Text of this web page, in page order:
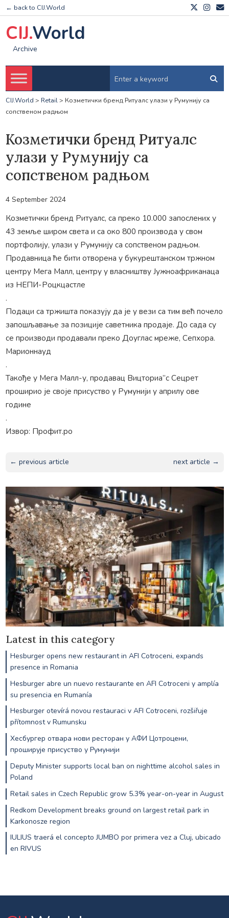
← back to CIJ.World
CIJ.World
Archive
CIJ.World > Retail> Козметички бренд Ритуалс улази у Румунију са
сопственом радњом
Козметички бренд Ритуалс
улази у Румунију са
сопственом радњом
4 September 2024
Козметички бренд Ритуалс, са преко 10.000 запослених у
43 земље широм света и са око 800 производа у свом
портфолију, улази у Румунију са сопственом радњом.
Продавница ће бити отворена у букурештанском тржном
центру Мега Малл, центру у власништву Јужноафриканаца
из НЕПИ-Роцкцастле
.
Подаци са тржишта показују да је у вези са тим већ почело
запошљавање за позиције саветника продаје. До сада су
се производи продавали преко Доуглас мреже, Сепхора.
Марионнауд
.
Такође у Мега Малл-у, продавац Вицториа”с Сецрет
проширио је своје присуство у Румунији у априлу ове
године
.
Извор: Профит.ро
← previous article next article →
Latest in this category
Hesburger opens new restaurant in AFI Cotroceni, expands
presence in Romania
Hesburger abre un nuevo restaurante en AFI Cotroceni y amplía
su presencia en Rumanía
Hesburger otevírá novou restauraci v AFI Cotroceni, rozšiřuje
přítomnost v Rumunsku
Хесбургер отвара нови ресторан у АФИ Цотроцени,
проширује присуство у Румунији
Deputy Minister supports local ban on nighttime alcohol sales in
Poland
Retail sales in Czech Republic grow 5.3% year-on-year in August
Redkom Development breaks ground on largest retail park in
Karkonosze region
IULIUS traerá el concepto JUMBO por primera vez a Cluj, ubicado
en RIVUS